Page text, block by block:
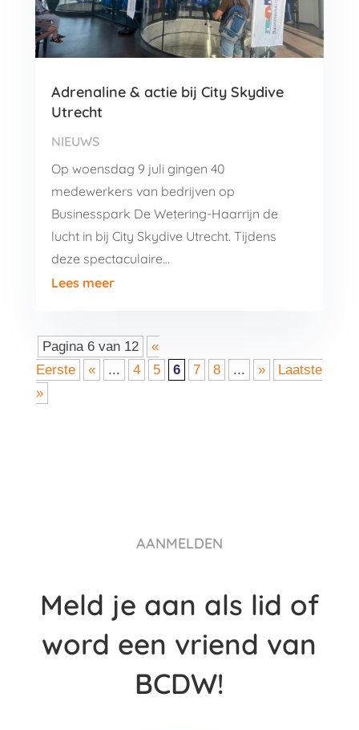
Adrenaline & actie bij City Skydive
Utrecht
NIEUWS
Op woensdag 9 juli gingen 40
medewerkers van bedrijven op
Businesspark De Wetering-Haarrijn de
lucht in bij City Skydive Utrecht. Tijdens
deze spectaculaire…
Lees meer
Pagina 6 van 12
«
Eerste
« ... 4 5 6 7 8 ... »
Laatste
»
AANMELDEN
Meld je aan als lid of
word een vriend van
BCDW!